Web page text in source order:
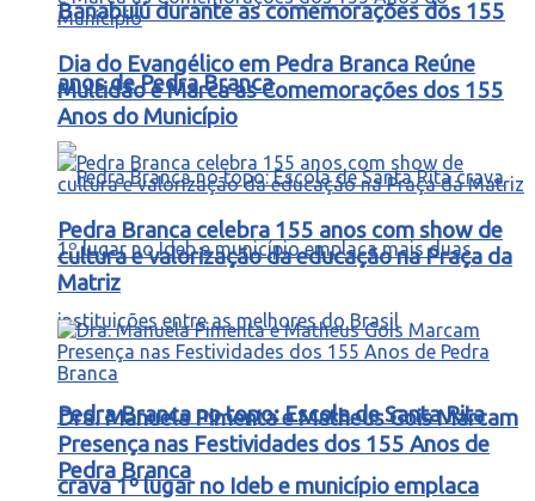
Banabuiú durante as comemorações dos 155
anos de Pedra Branca
Pedra Branca no topo: Escola de Santa Rita
crava 1º lugar no Ideb e município emplaca
Dia do Evangélico em Pedra Branca Reúne
Multidão e Marca as Comemorações dos 155
Anos do Município
Pedra Branca celebra 155 anos com show de
cultura e valorização da educação na Praça da
Matriz
Dra. Manuela Pimenta e Matheus Gois Marcam
Presença nas Festividades dos 155 Anos de
Pedra Branca